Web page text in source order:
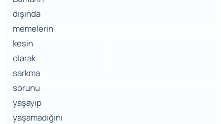
dışında
memelerin
kesin
olarak
sarkma
sorunu
yaşayıp
yaşamadığını